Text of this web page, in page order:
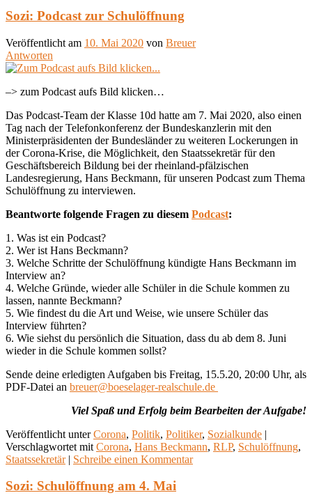
Sozi: Podcast zur Schulöffnung
Veröffentlicht am 10. Mai 2020 von Breuer
Antworten
–> zum Podcast aufs Bild klicken…
Das Podcast-Team der Klasse 10d hatte am 7. Mai 2020, also einen
Tag nach der Telefonkonferenz der Bundeskanzlerin mit den
Ministerpräsidenten der Bundesländer zu weiteren Lockerungen in
der Corona-Krise, die Möglichkeit, den Staatssekretär für den
Geschäftsbereich Bildung bei der rheinland-pfälzischen
Landesregierung, Hans Beckmann, für unseren Podcast zum Thema
Schulöffnung zu interviewen.
Beantworte folgende Fragen zu diesem Podcast:
1. Was ist ein Podcast?
2. Wer ist Hans Beckmann?
3. Welche Schritte der Schulöffnung kündigte Hans Beckmann im
Interview an?
4. Welche Gründe, wieder alle Schüler in die Schule kommen zu
lassen, nannte Beckmann?
5. Wie findest du die Art und Weise, wie unsere Schüler das
Interview führten?
6. Wie siehst du persönlich die Situation, dass du ab dem 8. Juni
wieder in die Schule kommen sollst?
Sende deine erledigten Aufgaben bis Freitag, 15.5.20, 20:00 Uhr, als
PDF-Datei an breuer@boeselager-realschule.de
Viel Spaß und Erfolg beim Bearbeiten der Aufgabe!
Veröffentlicht unter Corona, Politik, Politiker, Sozialkunde |
Verschlagwortet mit Corona, Hans Beckmann, RLP, Schulöffnung,
Staatssekretär | Schreibe einen Kommentar
Sozi: Schulöffnung am 4. Mai